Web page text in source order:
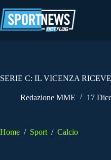
al
contenuto
SERIE C: IL VICENZA
Redazione MME 17
Home / Sport / Calcio